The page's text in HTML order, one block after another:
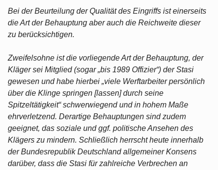
Bei der Beurteilung der Qualität des Eingriffs ist einerseits
die Art der Behauptung aber auch die Reichweite dieser
zu berücksichtigen.
Zweifelsohne ist die vorliegende Art der Behauptung, der
Kläger sei Mitglied (sogar „bis 1989 Offizier“) der Stasi
gewesen und habe hierbei „viele Werftarbeiter persönlich
über die Klinge springen [lassen] durch seine
Spitzeltätigkeit“ schwerwiegend und in hohem Maße
ehrverletzend. Derartige Behauptungen sind zudem
geeignet, das soziale und ggf. politische Ansehen des
Klägers zu mindern. Schließlich herrscht heute innerhalb
der Bundesrepublik Deutschland allgemeiner Konsens
darüber, dass die Stasi für zahlreiche Verbrechen an